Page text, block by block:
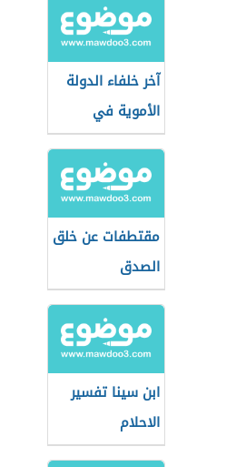
آخر خلفاء الدولة
الأموية في
الأندلس
مقتطفات عن خلق
الصدق
ابن سينا تفسير
الاحلام